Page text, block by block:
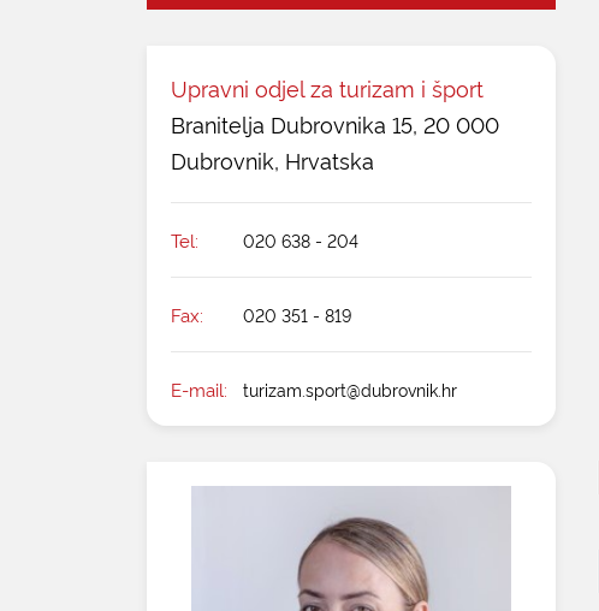
Upravni odjel za turizam i šport
Branitelja Dubrovnika 15, 20 000
Dubrovnik, Hrvatska
Tel: 020 638 - 204
Fax: 020 351 - 819
E-mail: turizam.sport@dubrovnik.hr